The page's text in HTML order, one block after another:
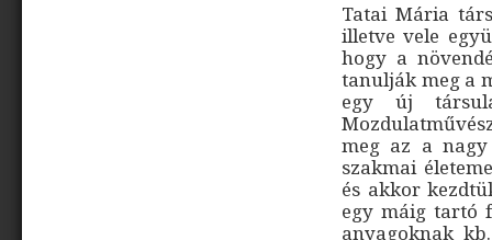
Tatai Mária
illetve vele
hogy a
tanulják meg a
egy új
meg az a
szakmai
és akkor
egy máig tartó
anyagoknak